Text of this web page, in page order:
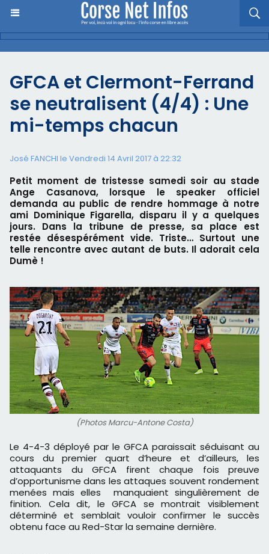
GFCA et Clermont-Ferrand
se neutralisent (4/4) : Une
mi-temps chacun
José FANCHI le Vendredi 14 Avril 2017 à 22:32
Petit moment de tristesse samedi soir au stade
Ange Casanova, lorsque le speaker officiel
demanda au public de rendre hommage à notre
ami Dominique Figarella, disparu il y a quelques
jours. Dans la tribune de presse, sa place est
restée désespérément vide. Triste… Surtout une
telle rencontre avec autant de buts. Il adorait cela
Dumè !
(Photos Marcu-Antone Costa)
Le 4-4-3 déployé par le GFCA paraissait séduisant au
cours du premier quart d’heure et d’ailleurs, les
attaquants du GFCA firent chaque fois preuve
d’opportunisme dans les attaques souvent rondement
menées mais elles manquaient singulièrement de
finition. Cela dit, le GFCA se montrait visiblement
déterminé et semblait vouloir confirmer le succès
obtenu face au Red-Star la semaine dernière.